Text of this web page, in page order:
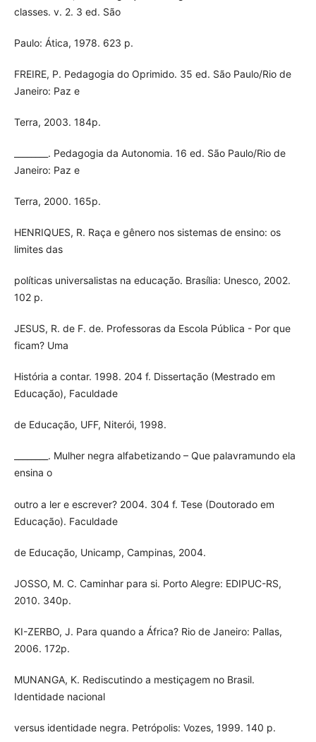
classes. v. 2. 3 ed. São
Paulo: Ática, 1978. 623 p.
FREIRE, P. Pedagogia do Oprimido. 35 ed. São Paulo/Rio de
Janeiro: Paz e
Terra, 2003. 184p.
________. Pedagogia da Autonomia. 16 ed. São Paulo/Rio de
Janeiro: Paz e
Terra, 2000. 165p.
HENRIQUES, R. Raça e gênero nos sistemas de ensino: os
limites das
políticas universalistas na educação. Brasília: Unesco, 2002.
102 p.
JESUS, R. de F. de. Professoras da Escola Pública - Por que
ficam? Uma
História a contar. 1998. 204 f. Dissertação (Mestrado em
Educação), Faculdade
de Educação, UFF, Niterói, 1998.
________. Mulher negra alfabetizando – Que palavramundo ela
ensina o
outro a ler e escrever? 2004. 304 f. Tese (Doutorado em
Educação). Faculdade
de Educação, Unicamp, Campinas, 2004.
JOSSO, M. C. Caminhar para si. Porto Alegre: EDIPUC-RS,
2010. 340p.
KI-ZERBO, J. Para quando a África? Rio de Janeiro: Pallas,
2006. 172p.
MUNANGA, K. Rediscutindo a mestiçagem no Brasil.
Identidade nacional
versus identidade negra. Petrópolis: Vozes, 1999. 140 p.